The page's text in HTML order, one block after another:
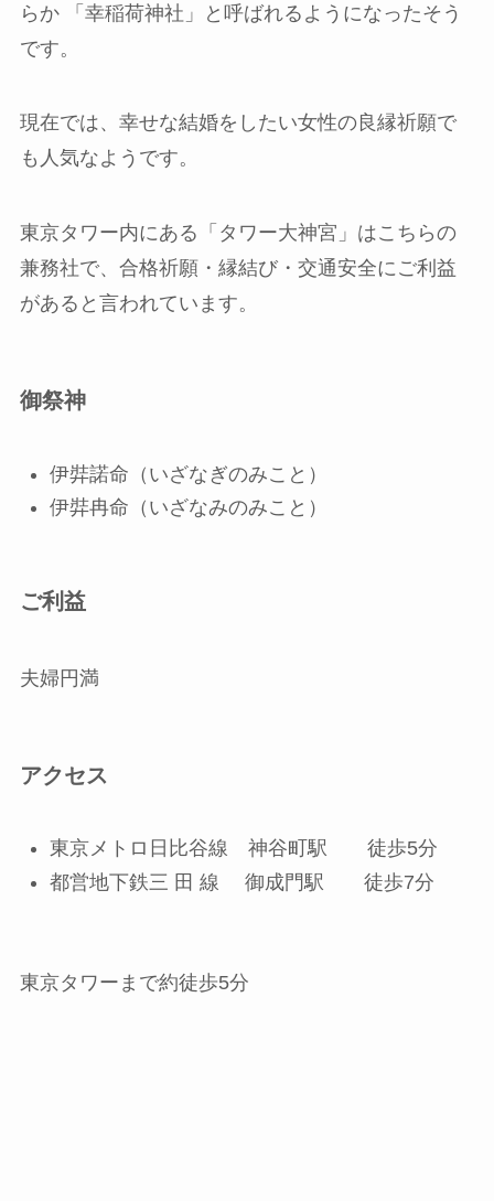
らか 「幸稲荷神社」と呼ばれるようになったそう
です。
現在では、幸せな結婚をしたい女性の良縁祈願で
も人気なようです。
東京タワー内にある「タワー大神宮」はこちらの
兼務社で、合格祈願・縁結び・交通安全にご利益
があると言われています。
御祭神
伊弉諾命（いざなぎのみこと）
伊弉冉命（いざなみのみこと）
ご利益
夫婦円満
アクセス
東京メトロ日比谷線 神谷町駅 徒歩5分
都営地下鉄三 田 線 御成門駅 徒歩7分
東京タワーまで約徒歩5分